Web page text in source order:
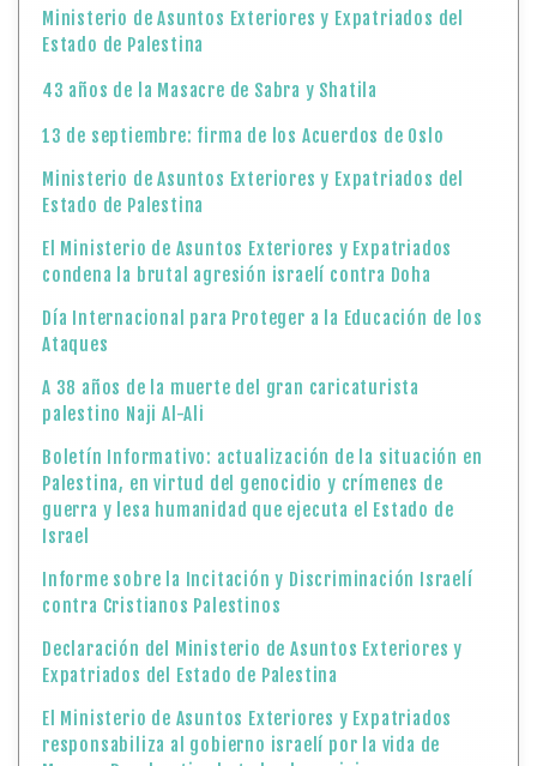
Ministerio de Asuntos Exteriores y Expatriados del
Estado de Palestina
43 años de la Masacre de Sabra y Shatila
13 de septiembre: firma de los Acuerdos de Oslo
Ministerio de Asuntos Exteriores y Expatriados del
Estado de Palestina
El Ministerio de Asuntos Exteriores y Expatriados
condena la brutal agresión israelí contra Doha
Día Internacional para Proteger a la Educación de los
Ataques
A 38 años de la muerte del gran caricaturista
palestino Naji Al-Ali
Boletín Informativo: actualización de la situación en
Palestina, en virtud del genocidio y crímenes de
guerra y lesa humanidad que ejecuta el Estado de
Israel
Informe sobre la Incitación y Discriminación Israelí
contra Cristianos Palestinos
Declaración del Ministerio de Asuntos Exteriores y
Expatriados del Estado de Palestina
El Ministerio de Asuntos Exteriores y Expatriados
responsabiliza al gobierno israelí por la vida de